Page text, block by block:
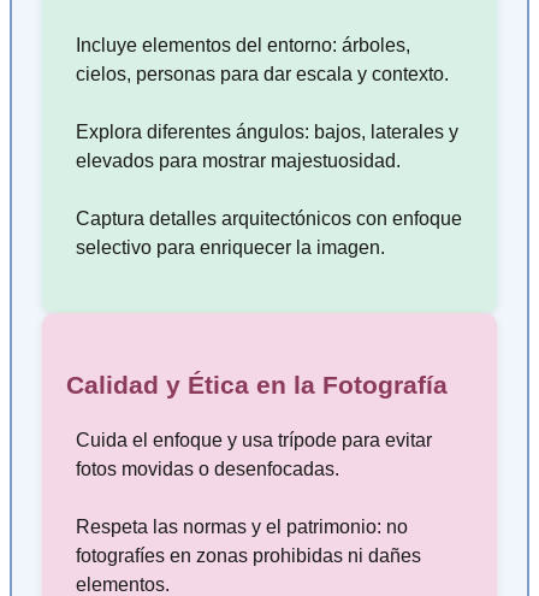
Incluye elementos del entorno: árboles,
cielos, personas para dar escala y contexto.
Explora diferentes ángulos: bajos, laterales y
elevados para mostrar majestuosidad.
Captura detalles arquitectónicos con enfoque
selectivo para enriquecer la imagen.
Calidad y Ética en la Fotografía
Cuida el enfoque y usa trípode para evitar
fotos movidas o desenfocadas.
Respeta las normas y el patrimonio: no
fotografíes en zonas prohibidas ni dañes
elementos.